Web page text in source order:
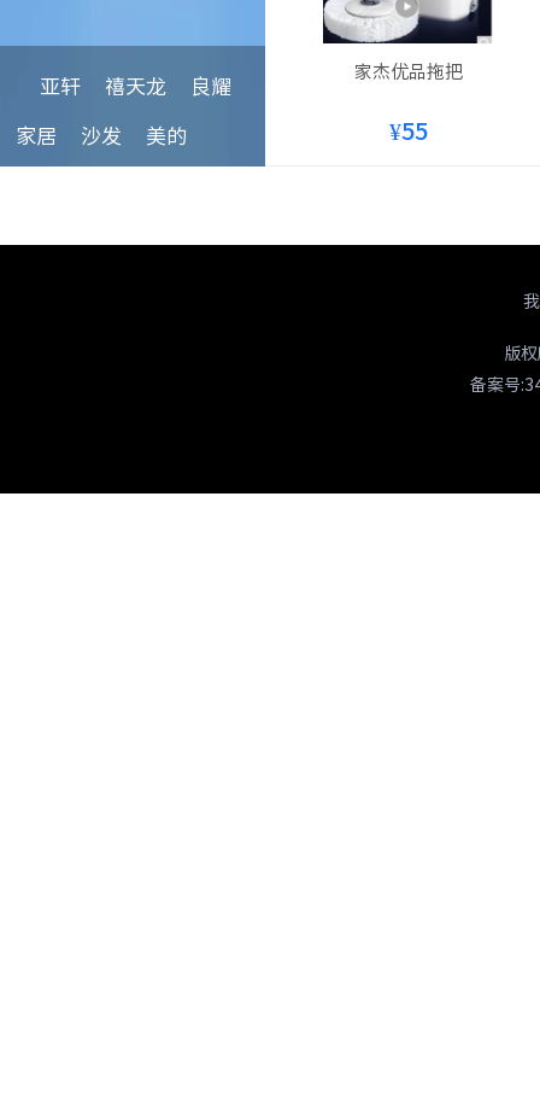
亚轩 禧天龙
良耀
家居
沙发 美的
家杰优品拖把
¥55
版
备案号